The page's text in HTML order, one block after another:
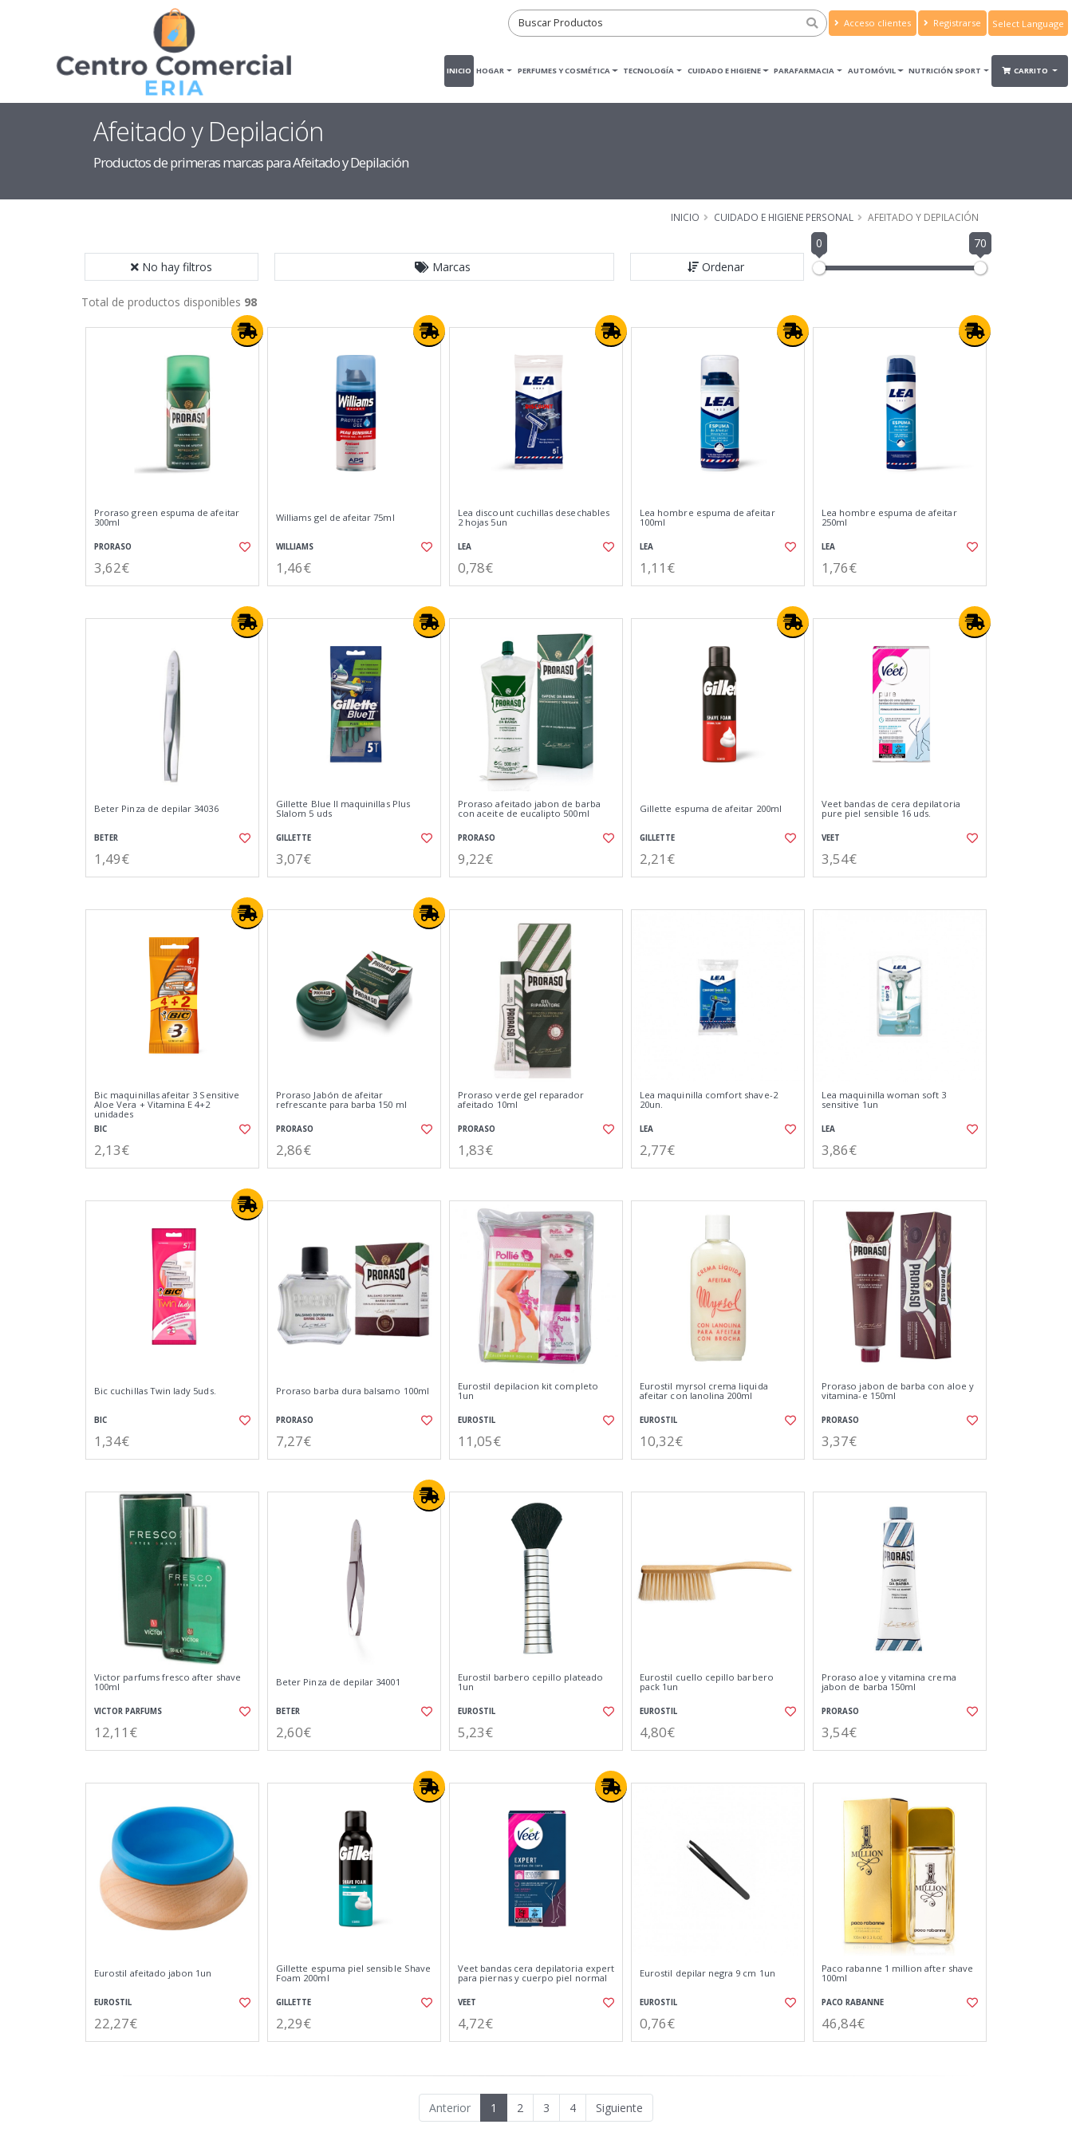
Acceso clientes Registrarse
Translate
INICIO HOGAR PERFUMES Y COSMÉTICA TECNOLOGÍA CUIDADO E HIGIENE PARAFARMACIA AUTOMÓVIL NUTRICIÓN SPORT CARRITO
Afeitado y Depilación
Productos de primeras marcas para Afeitado y Depilación
INICIO CUIDADO E HIGIENE PERSONAL AFEITADO Y DEPILACIÓN
No hay filtros Marcas Ordenar
0 70
Total de productos disponibles 98
Proraso green espuma de afeitar
300ml
PRORASO
3,62€
Williams gel de afeitar 75ml
WILLIAMS
1,46€
Lea discount cuchillas desechables
2 hojas 5un
LEA
0,78€
Lea hombre espuma de afeitar
100ml
LEA
1,11€
Lea hombre espuma de afeitar
250ml
LEA
1,76€
Beter Pinza de depilar 34036
BETER
1,49€
Gillette Blue II maquinillas Plus
Slalom 5 uds
GILLETTE
3,07€
Proraso afeitado jabon de barba
con aceite de eucalipto 500ml
PRORASO
9,22€
Gillette espuma de afeitar 200ml
GILLETTE
2,21€
Veet bandas de cera depilatoria
pure piel sensible 16 uds.
VEET
3,54€
Bic maquinillas afeitar 3 Sensitive
Aloe Vera + Vitamina E 4+2
unidades
BIC
2,13€
Proraso Jabón de afeitar
refrescante para barba 150 ml
PRORASO
2,86€
Proraso verde gel reparador
afeitado 10ml
PRORASO
1,83€
Lea maquinilla comfort shave-2
20un.
LEA
2,77€
Lea maquinilla woman soft 3
sensitive 1un
LEA
3,86€
Bic cuchillas Twin lady 5uds.
BIC
1,34€
Proraso barba dura balsamo 100ml
PRORASO
7,27€
Eurostil depilacion kit completo
1un
EUROSTIL
11,05€
Eurostil myrsol crema liquida
afeitar con lanolina 200ml
EUROSTIL
10,32€
Proraso jabon de barba con aloe y
vitamina-e 150ml
PRORASO
3,37€
Victor parfums fresco after shave
100ml
VICTOR PARFUMS
12,11€
Beter Pinza de depilar 34001
BETER
2,60€
Eurostil barbero cepillo plateado
1un
EUROSTIL
5,23€
Eurostil cuello cepillo barbero
pack 1un
EUROSTIL
4,80€
Proraso aloe y vitamina crema
jabon de barba 150ml
PRORASO
3,54€
Eurostil afeitado jabon 1un
EUROSTIL
22,27€
Gillette espuma piel sensible Shave
Foam 200ml
GILLETTE
2,29€
Veet bandas cera depilatoria expert
para piernas y cuerpo piel normal
VEET
4,72€
Eurostil depilar negra 9 cm 1un
EUROSTIL
0,76€
Paco rabanne 1 million after shave
100ml
PACO RABANNE
46,84€
Anterior 1 2 3 4 Siguiente